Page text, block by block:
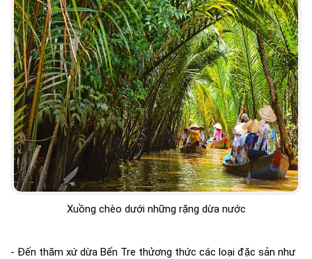
Xuồng chèo dưới những rặng dừa nước
- Đến thăm xứ dừa Bến Tre thửơng thức các loại đặc sản như